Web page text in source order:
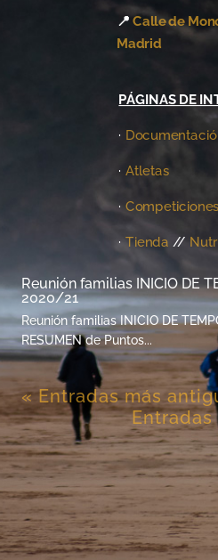
📍Calle de
Madrid
PÁGINAS DE
·
· Atletas
· Competiciones
· Tienda //
Reunión familias INICIO DE
2020/21
Reunión familias INICIO DE
RESUMEN de Puntos...
« Entradas más